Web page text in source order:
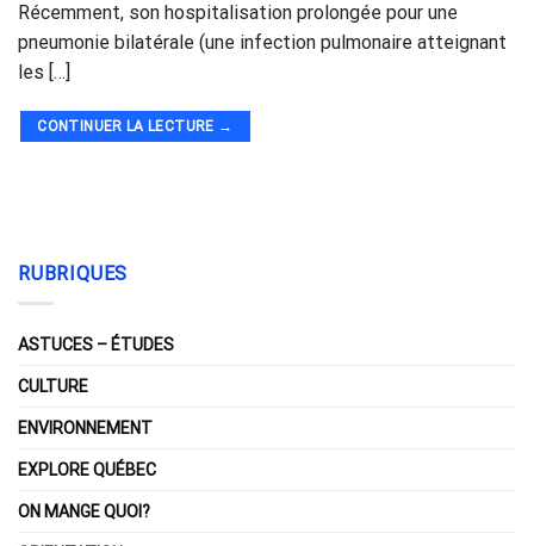
Récemment, son hospitalisation prolongée pour une
pneumonie bilatérale (une infection pulmonaire atteignant
les […]
CONTINUER LA LECTURE →
RUBRIQUES
ASTUCES – ÉTUDES
CULTURE
ENVIRONNEMENT
EXPLORE QUÉBEC
ON MANGE QUOI?